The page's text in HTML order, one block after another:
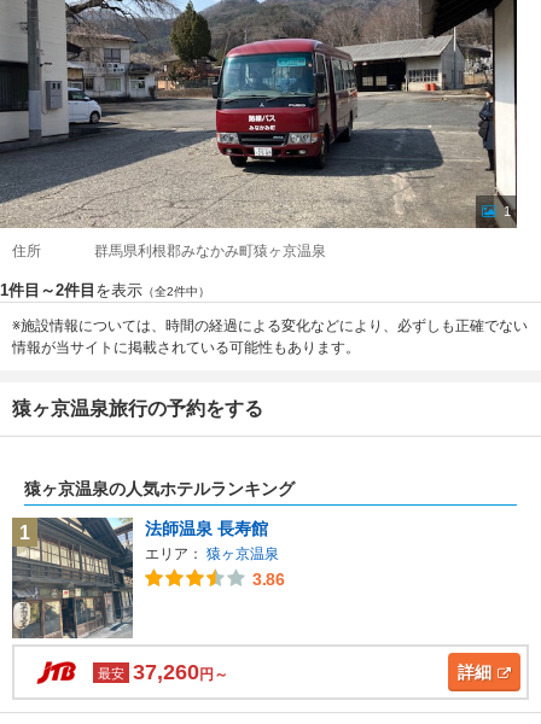
1
住所 群馬県利根郡みなかみ町猿ヶ京温泉
1件目～2件目 を表示 （全2件中）
※施設情報については、時間の経過による変化などにより、必ずしも正確でない
情報が当サイトに掲載されている可能性もあります。
猿ヶ京温泉旅行の予約をする
猿ヶ京温泉の人気ホテルランキング
1 法師温泉 長寿館
エリア： 猿ヶ京温泉
3.86
最安 37,260円～ 詳細